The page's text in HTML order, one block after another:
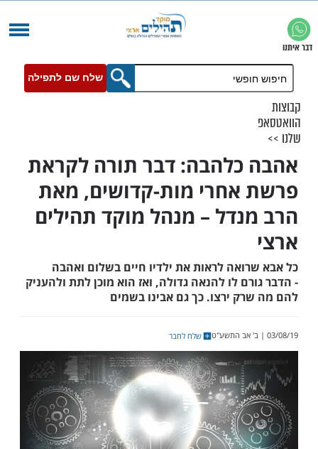
שלח שם לתפילה
כלהבה: דבר תורה לקראת
מות-קדושים, מאת
– מנהל מוקד תהילים
לראות את ילדיו חיים בשלום ואהבה
לו להנאה גדולה, ואז הוא מוכן לתת ולהעניק
ירצו. כך גם אבינו בשמים
שלח לחבר